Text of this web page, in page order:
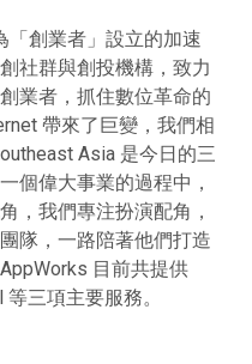
「創業者」設立的加速
社群與創投機構，致力
業者，抓住數位革命的
帶來了巨變，我們相
Asia 是今日的三
個偉大事業的過程中，
，我們專注扮演配角，
隊，一路陪著他們打造
目前共提供
三項主要服務。